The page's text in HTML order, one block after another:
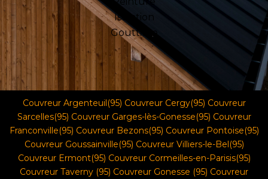
Isolation
Gouttière
Couvreur Argenteuil(95) Couvreur Cergy(95) Couvreur
Sarcelles(95) Couvreur Garges-lès-Gonesse(95) Couvreur
Franconville(95) Couvreur Bezons(95) Couvreur Pontoise(95)
Couvreur Goussainville(95) Couvreur Villiers-le-Bel(95)
Couvreur Ermont(95) Couvreur Cormeilles-en-Parisis(95)
Couvreur Taverny (95) Couvreur Gonesse (95) Couvreur